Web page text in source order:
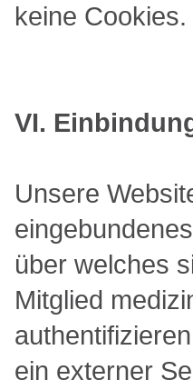
keine Cookies.
VI.
Unsere
über welches
Mitglied
ein externer